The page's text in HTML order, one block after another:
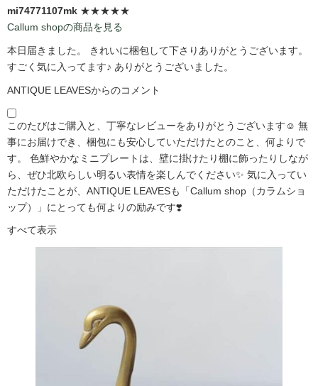
mi74771107mk ★★★★★
Callum shopの商品を見る
本日届きました。 きれいに梱包して下さりありがとうございます。
すごく気に入ってます♪ ありがとうございました。
ANTIQUE LEAVESからのコメント
このたびはご購入と、丁寧なレビューをありがとうございます☺️ 無
事にお届けでき、梱包にも安心していただけたとのこと、何よりで
す。 色鮮やかなミニプレートは、壁に掛けたり棚に飾ったりしなが
ら、ぜひ北欧らしい明るい表情を楽しんでください✨ 気に入ってい
ただけたことが、ANTIQUE LEAVESも「Callum shop（カラムショ
ップ）」にとっても何よりの励みです❣️
すべて表示